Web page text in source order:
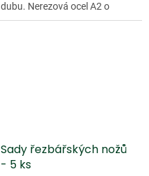
dubu. Nerezová ocel A2 o
tvrdosti...
Sady řezbářských nožů
- 5 ks